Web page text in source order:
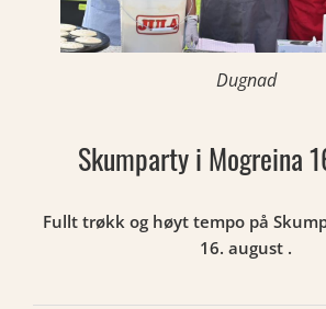
Dugnad
Skumparty i Mogreina
Fullt trøkk og høyt tempo på
16. august .